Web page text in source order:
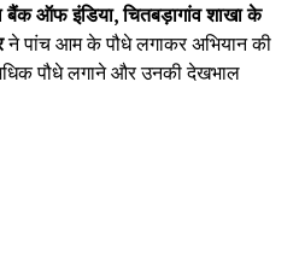
ऑफ इंडिया, चितबड़ागांव शाखा के
ने पांच आम के पौधे लगाकर अभियान की
पौधे लगाने और उनकी देखभाल